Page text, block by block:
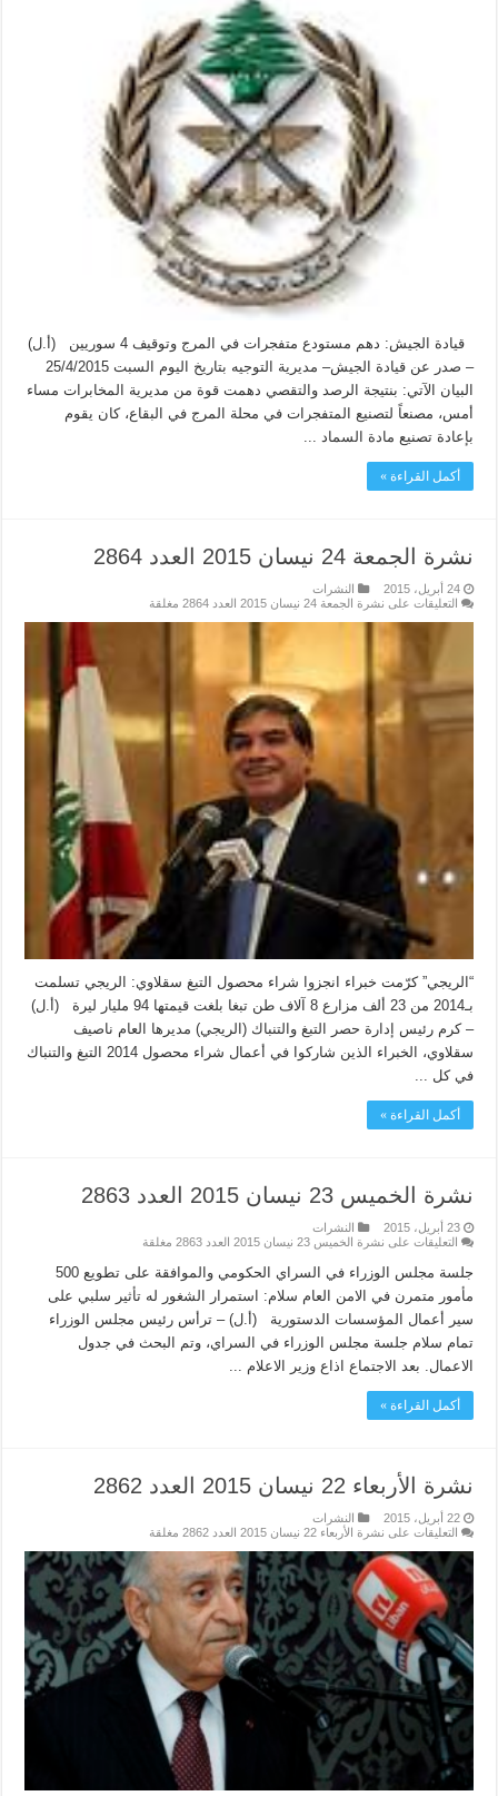
قيادة الجيش: دهم مستودع متفجرات في المرج وتوقيف 4 سوريين (أ.ل)
– صدر عن قيادة الجيش– مديرية التوجيه بتاريخ اليوم السبت 25/4/2015
البيان الآتي: بنتيجة الرصد والتقصي دهمت قوة من مديرية المخابرات مساء
أمس، مصنعاً لتصنيع المتفجرات في محلة المرج في البقاع، كان يقوم
بإعادة تصنيع مادة السماد ...
أكمل القراءة »
نشرة الجمعة 24 نيسان 2015 العدد 2864
24 أبريل، 2015
النشرات
التعليقات على نشرة الجمعة 24 نيسان 2015 العدد 2864 مغلقة
“الريجي” كرّمت خبراء انجزوا شراء محصول التبغ سقلاوي: الريجي تسلمت
بـ2014 من 23 ألف مزارع 8 آلاف طن تبغا بلغت قيمتها 94 مليار ليرة (أ.ل)
– كرم رئيس إدارة حصر التبغ والتنباك (الريجي) مديرها العام ناصيف
سقلاوي، الخبراء الذين شاركوا في أعمال شراء محصول 2014 التبغ والتنباك
في كل ...
أكمل القراءة »
نشرة الخميس 23 نيسان 2015 العدد 2863
23 أبريل، 2015
النشرات
التعليقات على نشرة الخميس 23 نيسان 2015 العدد 2863 مغلقة
جلسة مجلس الوزراء في السراي الحكومي والموافقة على تطويع 500
مأمور متمرن في الامن العام سلام: استمرار الشغور له تأثير سلبي على
سير أعمال المؤسسات الدستورية (أ.ل) – ترأس رئيس مجلس الوزراء
تمام سلام جلسة مجلس الوزراء في السراي، وتم البحث في جدول
الاعمال. بعد الاجتماع اذاع وزير الاعلام ...
أكمل القراءة »
نشرة الأربعاء 22 نيسان 2015 العدد 2862
22 أبريل، 2015
النشرات
التعليقات على نشرة الأربعاء 22 نيسان 2015 العدد 2862 مغلقة